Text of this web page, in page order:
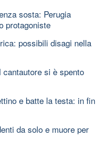
sosta: Perugia
protagoniste
possibili disagi nella
si è spento
e batte la testa: in fin
da solo e muore per